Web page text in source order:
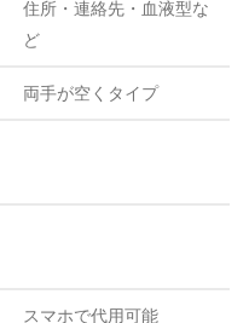
住所・連絡先・血液型な
ど
両手が空くタイプ
スマホで代用可能